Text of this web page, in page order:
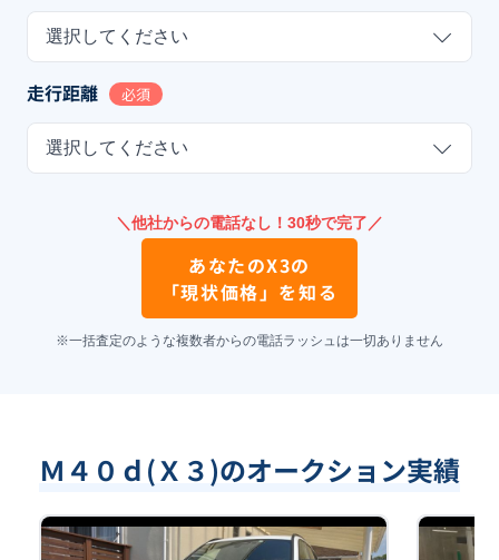
選択してください
走行距離 必須
選択してください
＼他社からの電話なし！30秒で完了／
あなたのX3の
「現状価格」を知る
※一括査定のような複数者からの電話ラッシュは一切ありません
Ｍ４０ｄ(Ｘ３)のオークション実績